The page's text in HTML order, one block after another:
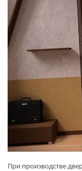
При производстве